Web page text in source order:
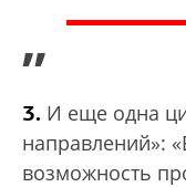
”
3. И еще одна
направлений»:
возможность